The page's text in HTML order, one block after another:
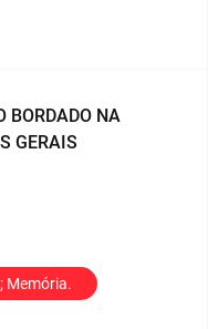
BORDADO NA
GERAIS
Memória.